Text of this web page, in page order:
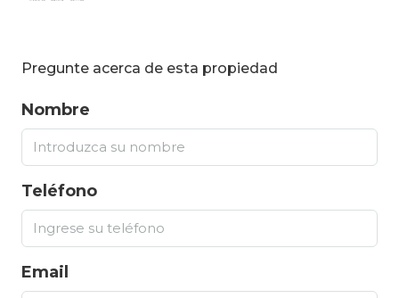
Pregunte acerca de esta propiedad
Nombre
Teléfono
Email